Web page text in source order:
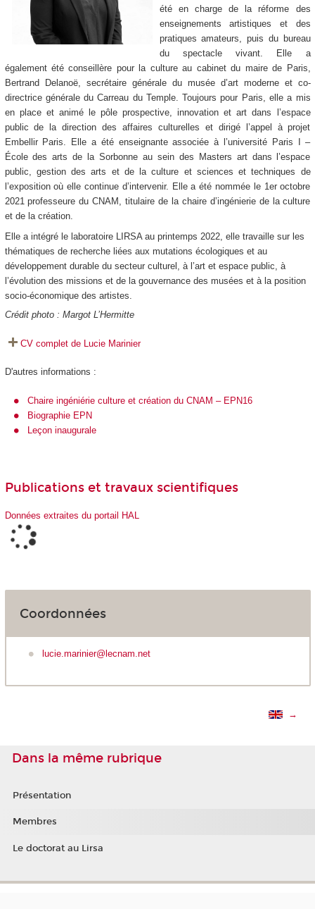
été en charge de la réforme des
enseignements artistiques et des
pratiques amateurs, puis du bureau
du spectacle vivant. Elle a
également été conseillère pour la culture au cabinet du maire de Paris,
Bertrand Delanoë, secrétaire générale du musée d’art moderne et co-
directrice générale du Carreau du Temple. Toujours pour Paris, elle a mis
en place et animé le pôle prospective, innovation et art dans l’espace
public de la direction des affaires culturelles et dirigé l’appel à projet
Embellir Paris. Elle a été enseignante associée à l’université Paris I –
École des arts de la Sorbonne au sein des Masters art dans l’espace
public, gestion des arts et de la culture et sciences et techniques de
l’exposition où elle continue d’intervenir. Elle a été nommée le 1er octobre
2021 professeure du CNAM, titulaire de la chaire d’ingénierie de la culture
et de la création.
Elle a intégré le laboratoire LIRSA au printemps 2022, elle travaille sur les
thématiques de recherche liées aux mutations écologiques et au
développement durable du secteur culturel, à l’art et espace public, à
l’évolution des missions et de la gouvernance des musées et à la position
socio-économique des artistes.
Crédit photo : Margot L’Hermitte
CV complet de Lucie Marinier
D'autres informations :
Chaire ingéniérie culture et création du CNAM – EPN16
Biographie EPN
Leçon inaugurale
Publications et travaux scientifiques
Données extraites du portail HAL
Coordonnées
lucie.marinier@lecnam.net
→
Dans la même rubrique
Présentation
Membres
Le doctorat au Lirsa